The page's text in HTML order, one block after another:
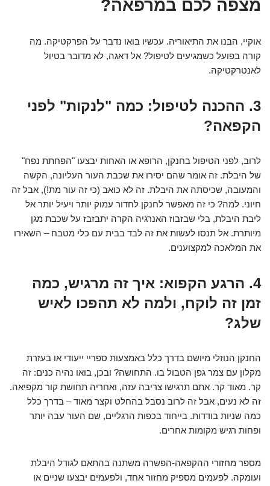
מצפה לכם במרפאה?
אוקיי, הבנו את התיאוריה. עכשיו בואו נדבר על הפרקטיקה. מה
קורה בפועל כשמגיעים לטיפול? אל דאגה, לא מדובר בטיול
לאנטרקטיקה.
3. ההכנה לטיפול: כמה "לנקות" לפני
הקפאה?
לרוב, לפני הטיפול בחנקן, הרופא או האחות יבצעו "הפחתת נפח"
של היבלת. זה אומר שהם יסירו את שכבת העור העליונה, הקשה
והמעובה, שכיסתה את היבלת. זה לא כואב (כי זה עור מת!), אבל זה
חיוני. למה? כי זה מאפשר לחנקן לחדור עמוק יותר ויעיל יותר אל
ליבת היבלת, בלי שבזבוז האנרגיה הקרה יתבזבז על שכבת מגן
מיותרת. אל תנסו לעשות את זה לבד בבית עם כלי מטבח – השאירו
את המלאכה למקצוענים.
4. הרגע הקפוא: איך זה מרגיש, כמה
זמן זה לוקח, ולמה לא תהפכו לאיש
שלג?
החנקן הנוזלי מיושם בדרך כלל באמצעות ספריי ייעודי או בעזרת
מקלון עם צמר גפן הטבול בו. התחושה? ובכן, בואו נהיה כנים: זה
קר. מאוד קר. אתם תרגישו צריבה עזה, ואחריה תחושת קור מקפיאה.
זה לא נעים, אבל זה לרוב נסבל בהחלט וקצר מאוד – בדרך כלל
כמה שניות בודדות. בייחוד בכפות הרגליים, שם העור עבה יותר
ופחות רגיש מקומות אחרים.
מספר מחזורי ההקפאה-הפשרה משתנה בהתאם לגודל היבלת
ועומקה. לפעמים מספיק מחזור אחד, ולפעמים יבצעו שניים או